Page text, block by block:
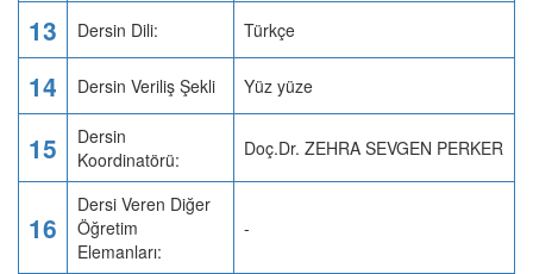
13 Dersin Dili: Türkçe
14 Dersin Veriliş Şekli Yüz yüze
15
Dersin
Koordinatörü:
Doç.Dr. ZEHRA SEVGEN PERKER
16
Dersi Veren Diğer
Öğretim
Elemanları:
-